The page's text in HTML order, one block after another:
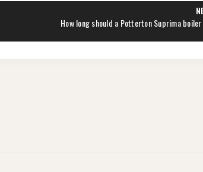
NEXT
POST:
How long should a Potterton Suprima